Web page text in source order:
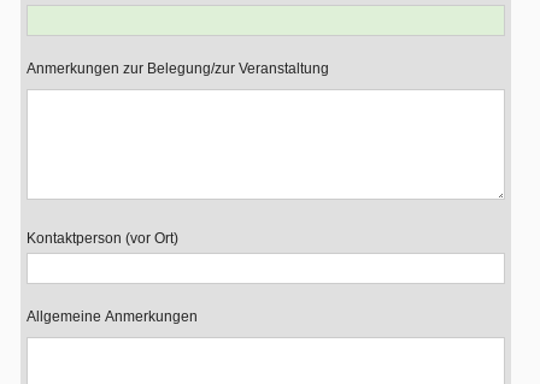
Anmerkungen zur Belegung/zur Veranstaltung
Kontaktperson (vor Ort)
Allgemeine Anmerkungen